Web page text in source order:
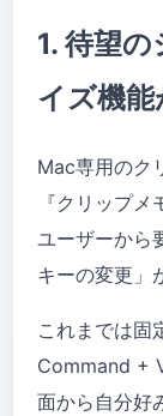
1. 待望
イズ機能
Mac専用のク
『クリップ
ユーザーから
キーの変更」
これまでは固
Command +
面から自分好